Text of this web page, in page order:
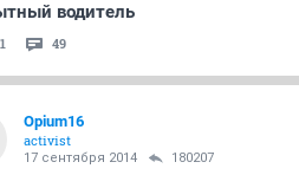
водитель
49
Opium16
activist
17 сентября 2014 180207